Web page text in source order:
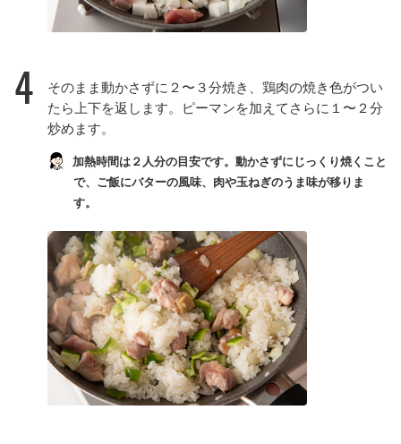
4
そのまま動かさずに２〜３分焼き、鶏肉の焼き色がつい
たら上下を返します。ピーマンを加えてさらに１〜２分
炒めます。
加熱時間は２人分の目安です。動かさずにじっくり焼くこと
で、ご飯にバターの風味、肉や玉ねぎのうま味が移りま
す。